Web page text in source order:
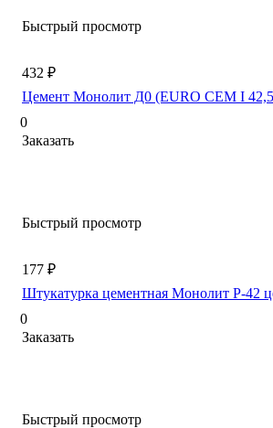
Быстрый просмотр
432 ₽
Цемент Монолит Д0 (EURO CEM I
0
Заказать
Быстрый просмотр
177 ₽
Штукатурка цементная Монолит Р-42
0
Заказать
Быстрый просмотр